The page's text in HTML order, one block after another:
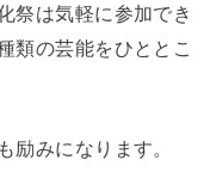
祭は気軽に参加でき
類の芸能をひととこ
励みになります。